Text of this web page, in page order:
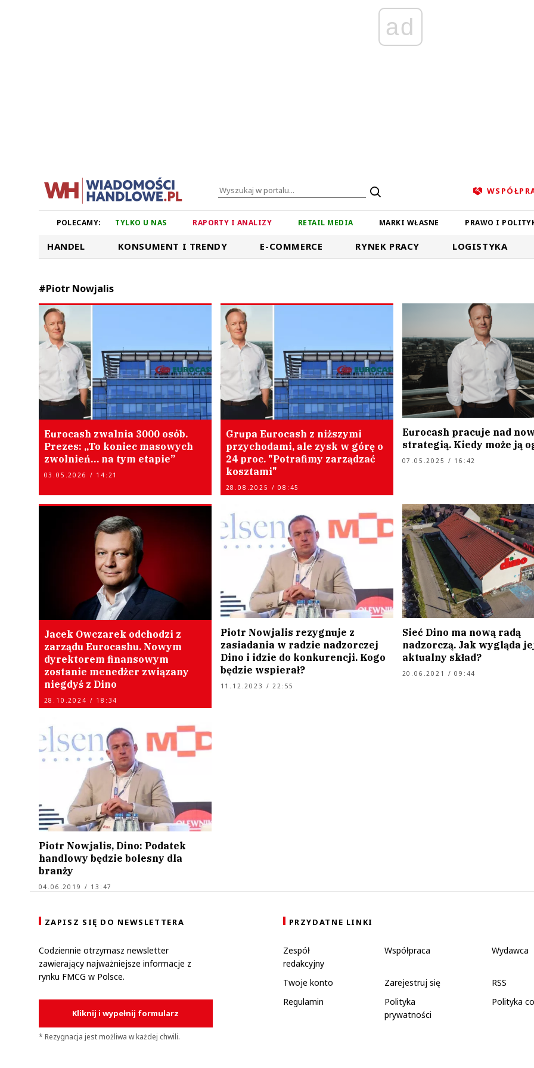
ad
POLECAMY: TYLKO U NAS RAPORTY I ANALIZY RETAIL MEDIA MARKI WŁASNE PRAWO I
HANDEL KONSUMENT I TRENDY E-COMMERCE RYNEK PRACY LOGISTYKA
#Piotr Nowjalis
Eurocash zwalnia 3000 osób.
Prezes: „To koniec masowych
zwolnień… na tym etapie”
03.05.2026 / 14:21
Grupa Eurocash z niższymi
przychodami, ale zysk w górę o
24 proc. "Potrafimy zarządzać
kosztami"
28.08.2025 / 08:45
Eurocash pracuje nad
strategią. Kiedy może ją
07.05.2025 / 16:42
Jacek Owczarek odchodzi z
zarządu Eurocashu. Nowym
dyrektorem finansowym
zostanie menedżer związany
niegdyś z Dino
28.10.2024 / 18:34
Piotr Nowjalis rezygnuje z
zasiadania w radzie nadzorczej
Dino i idzie do konkurencji. Kogo
będzie wspierał?
11.12.2023 / 22:55
Sieć Dino ma nową radą
nadzorczą. Jak wygląda
aktualny skład?
20.06.2021 / 09:44
Piotr Nowjalis, Dino: Podatek
handlowy będzie bolesny dla
branży
04.06.2019 / 13:47
ZAPISZ SIĘ DO NEWSLETTERA
Codziennie otrzymasz newsletter
zawierający najważniejsze informacje z
rynku FMCG w Polsce.
Kliknij i wypełnij formularz
* Rezygnacja jest możliwa w każdej chwili.
PRZYDATNE LINKI
Zespół
redakcyjny
Współpraca Wydawca
Twoje konto Zarejestruj się
RSS
Regulamin
Polityka
prywatności
Polityka